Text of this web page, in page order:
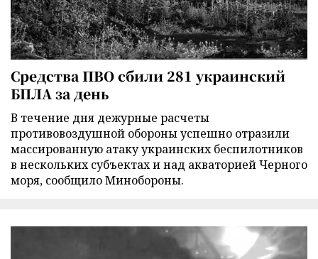
Средства ПВО сбили 281 украинский
БПЛА за день
В течение дня дежурные расчеты
противовоздушной обороны успешно отразили
массированную атаку украинских беспилотников
в нескольких субъектах и над акваторией Черного
моря, сообщило Минобороны.